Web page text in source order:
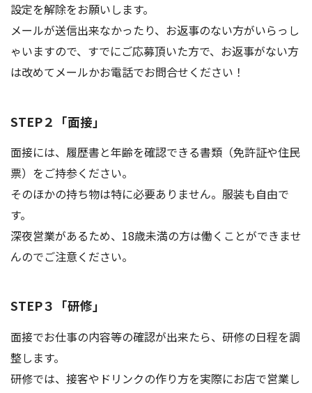
設定を解除をお願いします。
メールが送信出来なかったり、お返事のない方がいらっし
ゃいますので、すでにご応募頂いた方で、お返事がない方
は改めてメールかお電話でお問合せください！
STEP２「面接」
面接には、履歴書と年齢を確認できる書類（免許証や住民
票）をご持参ください。
そのほかの持ち物は特に必要ありません。服装も自由で
す。
深夜営業があるため、18歳未満の方は働くことができませ
んのでご注意ください。
STEP３「研修」
面接でお仕事の内容等の確認が出来たら、研修の日程を調
整します。
研修では、接客やドリンクの作り方を実際にお店で営業し